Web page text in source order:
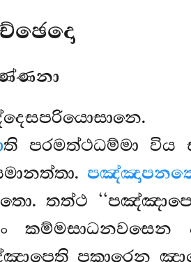
ති පරමත්ථධම්මා විය
තත්ථ
පකාරෙන